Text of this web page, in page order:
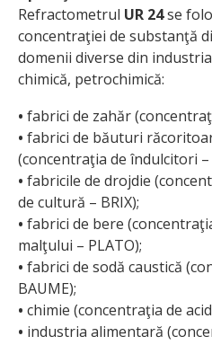
Refractometrul UR 24se
concentraţiei de substanţă
domenii diverse din
chimică, petrochimică:
• fabrici de zahăr
• fabrici de băuturi
(concentraţia de îndulcitori –
• fabricile de drojdie
de cultură – BRIX);
• fabrici de bere
malţului – PLATO);
• fabrici de sodă caustică
BAUME);
• chimie (concentraţia de
• industria alimentară